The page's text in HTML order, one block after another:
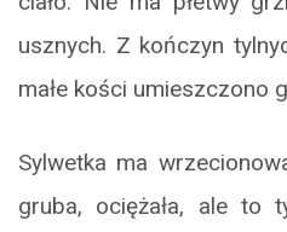
usznych. Z kończyn
małe kości umieszczono
Sylwetka ma
gruba, ociężała, ale to